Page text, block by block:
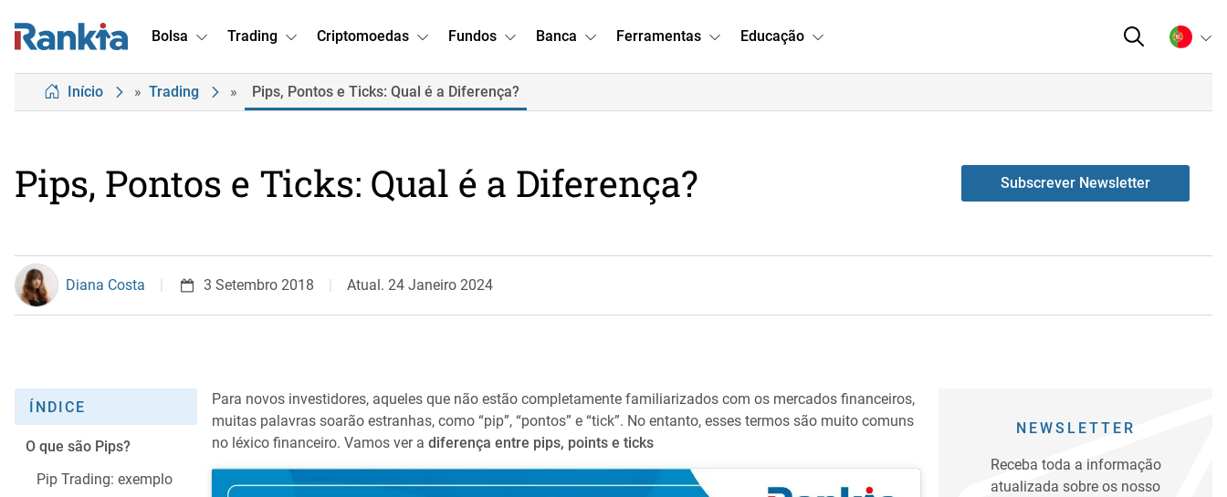
Bolsa Trading Criptomoedas Fundos Banca Ferramentas Educação
Início » Trading » Pips, Pontos e Ticks: Qual é a Diferença?
Pips, Pontos e Ticks: Qual é a Diferença? Subscrever Newsletter
Diana Costa 3 Setembro 2018 Atual. 24 Janeiro 2024
ÍNDICE
O que são Pips?
Pip Trading: exemplo
Para novos investidores, aqueles que não estão completamente familiarizados com os mercados financeiros,
muitas palavras soarão estranhas, como “pip”, “pontos” e “tick”. No entanto, esses termos são muito comuns
no léxico financeiro. Vamos ver a diferença entre pips, points e ticks
NEWSLETTER
Receba toda a informação
atualizada sobre os nosso